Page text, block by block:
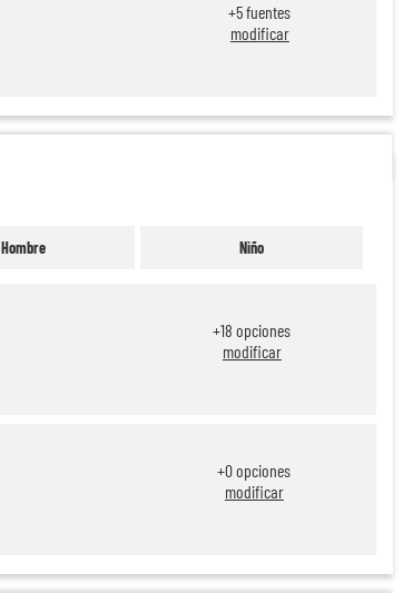
+5fuentes
modificar
Hombre Niño
+18 opciones
modificar
+0opciones
modificar